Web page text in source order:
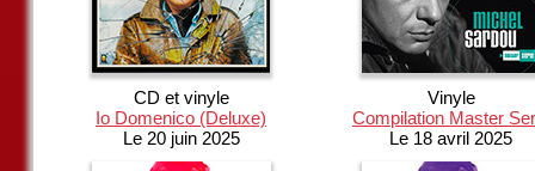
CD et vinyle
Io Domenico (Deluxe)
Le 20 juin 2025
Vinyle
Compilation Master
Le 18 avril 2025